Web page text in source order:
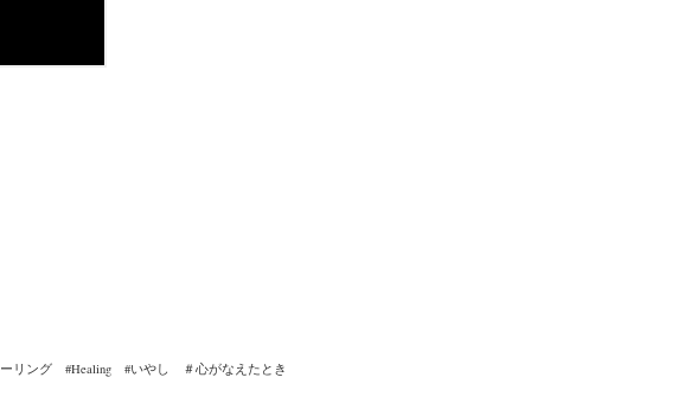
リング #Healing #いやし ＃心がなえたとき